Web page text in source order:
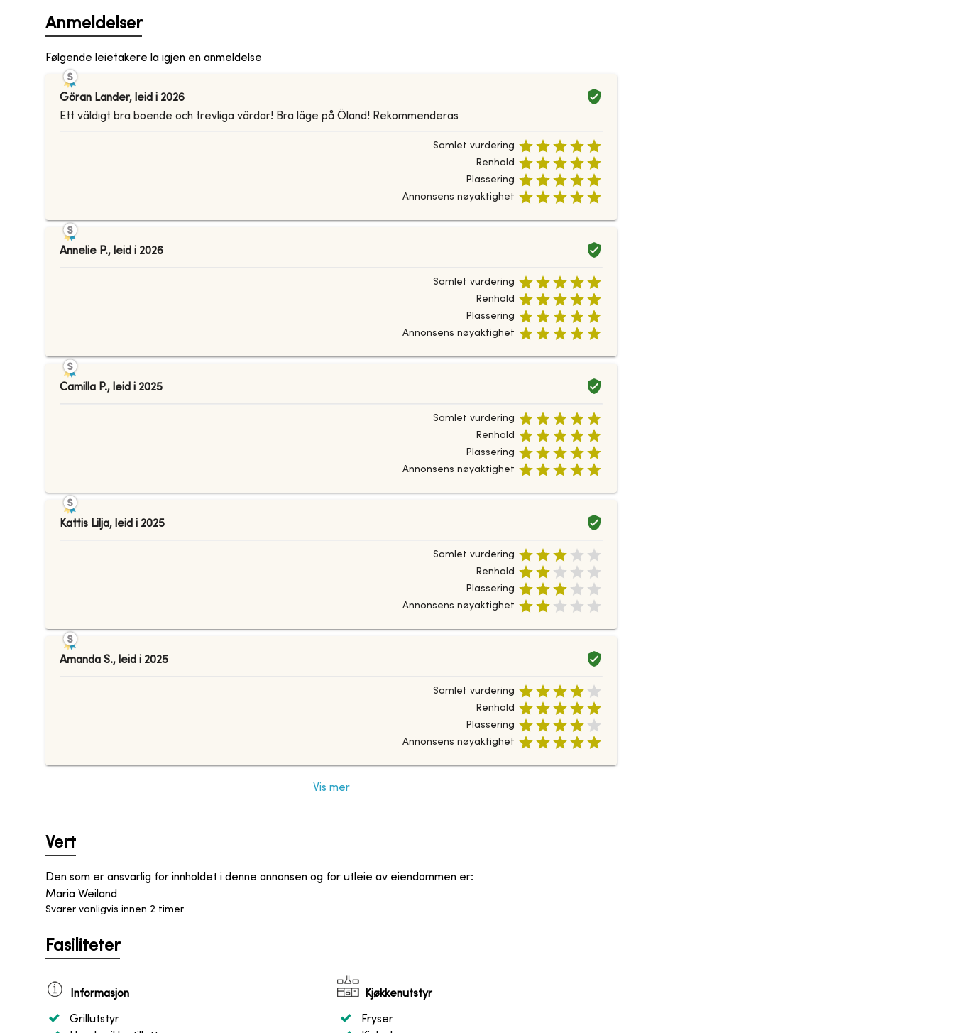
Anmeldelser
Følgende leietakere la igjen en anmeldelse
Göran Lander, leid i 2026
Ett väldigt bra boende och trevliga värdar! Bra läge på Öland! Rekommenderas
Samlet vurdering
Renhold
Plassering
Annonsens nøyaktighet
Annelie P., leid i 2026
Samlet vurdering
Renhold
Plassering
Annonsens nøyaktighet
Camilla P., leid i 2025
Samlet vurdering
Renhold
Plassering
Annonsens nøyaktighet
Kattis Lilja, leid i 2025
Samlet vurdering
Renhold
Plassering
Annonsens nøyaktighet
Amanda S., leid i 2025
Samlet vurdering
Renhold
Plassering
Annonsens nøyaktighet
Vis mer
Vert
Den som er ansvarlig for innholdet i denne annonsen og for utleie av eiendommen er:
Maria Weiland
Svarer vanligvis innen 2 timer
Fasiliteter
Informasjon
Grillutstyr
Kjøkkenutstyr
Fryser